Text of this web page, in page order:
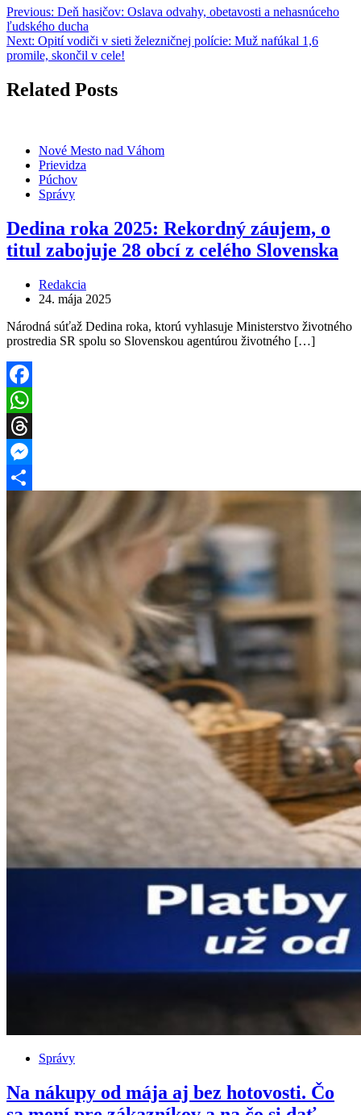
Previous: Deň hasičov: Oslava odvahy, obetavosti a nehasnúceho
ľudského ducha
Next: Opití vodiči v sieti železničnej polície: Muž nafúkal 1,6
promile, skončil v cele!
Related Posts
Nové Mesto nad Váhom
Prievidza
Púchov
Správy
Dedina roka 2025: Rekordný záujem, o
titul zabojuje 28 obcí z celého Slovenska
Redakcia
24. mája 2025
Národná súťaž Dedina roka, ktorú vyhlasuje Ministerstvo životného
prostredia SR spolu so Slovenskou agentúrou životného […]
Facebook
WhatsApp
Threads
Messenger
Share
Správy
Na nákupy od mája aj bez hotovosti. Čo